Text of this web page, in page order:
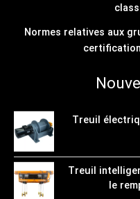
Normes relatives aux
certification
Treuil
Treuil
le